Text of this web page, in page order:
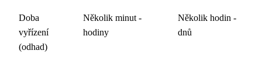
Doba
vyřízení
(odhad)
Několik minut -
hodiny
Několik hodin -
dnů